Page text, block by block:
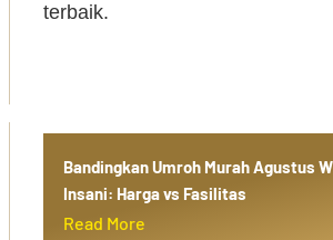
terbaik.
Bandingkan Umroh Murah Agustus
Insani: Harga vs Fasilitas
Read More